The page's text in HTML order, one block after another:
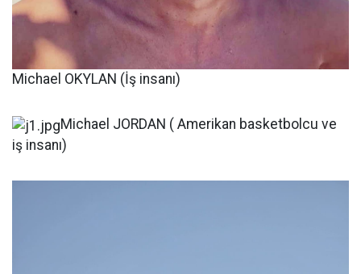
Michael OKYLAN (İş insanı)
Michael JORDAN ( Amerikan basketbolcu ve
iş insanı)